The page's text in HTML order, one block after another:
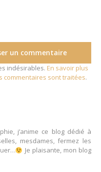
indésirables. En savoir plus
commentaires sont traitées.
j’anime ce blog dédié à
mesdames, fermez les
Je plaisante, mon blog